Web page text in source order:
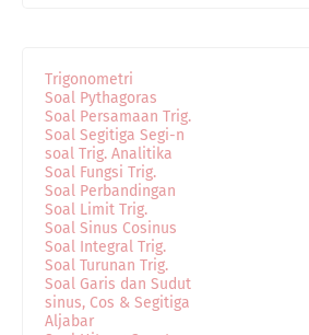
Trigonometri
Soal Pythagoras
Soal Persamaan Trig.
Soal Segitiga Segi-n
soal Trig. Analitika
Soal Fungsi Trig.
Soal Perbandingan
Soal Limit Trig.
Soal Sinus Cosinus
Soal Integral Trig.
Soal Turunan Trig.
Soal Garis dan Sudut
sinus, Cos & Segitiga
Aljabar